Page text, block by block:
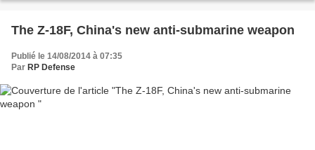
The Z-18F, China's new anti-submarine weapon
Publié le 14/08/2014 à 07:35
Par RP Defense